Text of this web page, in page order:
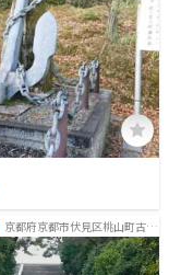
京都府京都市伏見区桃山町古城
山